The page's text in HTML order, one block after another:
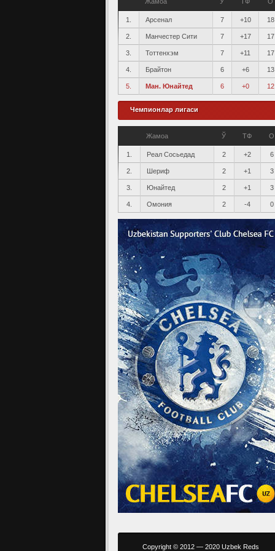
1. Арсенал 7 +10 18
2. Манчестер Сити 7 +17 17
3. Тоттенхэм 7 +11 17
4. Брайтон 6 +6 13
5. Ман. Юнайтед 6 +0 12
Чемпионлар лигаси
Жамоа Ў ТФ О
1. Реал Сосьедад 2 +2 6
2. Шериф 2 +1 3
3. Юнайтед 2 +1 3
4. Омония 2 -4 0
Copyright © 2012 — 2020 Uzbek Reds